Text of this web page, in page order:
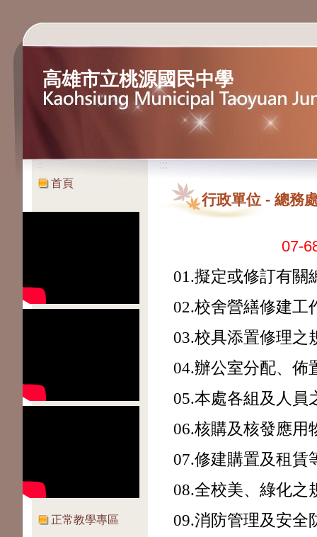
高雄市立桃源國民中學
:::
首頁
正常教學專區
:::
行政單位 - 總務
07-
01.擬定或修訂有關
02.校舍營繕修建工
03.校具添置修理之
04.辦公室分配、佈
05.本處各組及人員
06.核購及核發應用
07.修建購置及租賃
08.全校美、綠化之
09.消防管理及安全